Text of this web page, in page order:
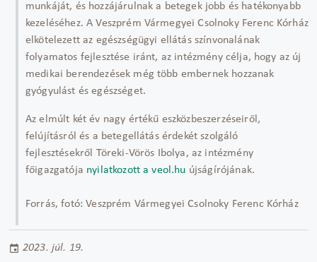
munkáját, és hozzájárulnak a betegek jobb és hatékonyabb
kezeléséhez. A Veszprém Vármegyei Csolnoky Ferenc Kórház
elkötelezett az egészségügyi ellátás színvonalának
folyamatos fejlesztése iránt, az intézmény célja, hogy az új
medikai berendezések még több embernek hozzanak
gyógyulást és egészséget.
Az elmúlt két év nagy értékű eszközbeszerzéseiről,
felújításról és a betegellátás érdekét szolgáló
fejlesztésekről Töreki-Vörös Ibolya, az intézmény
főigazgatója nyilatkozott a veol.hu újságírójának.
Forrás, fotó: Veszprém Vármegyei Csolnoky Ferenc Kórház
2023. júl. 19.